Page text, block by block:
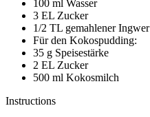
100 ml Wasser
3 EL Zucker
1/2 TL gemahlener Ingwer
Für den Kokospudding:
35 g Speisestärke
2 EL Zucker
500 ml Kokosmilch
Instructions